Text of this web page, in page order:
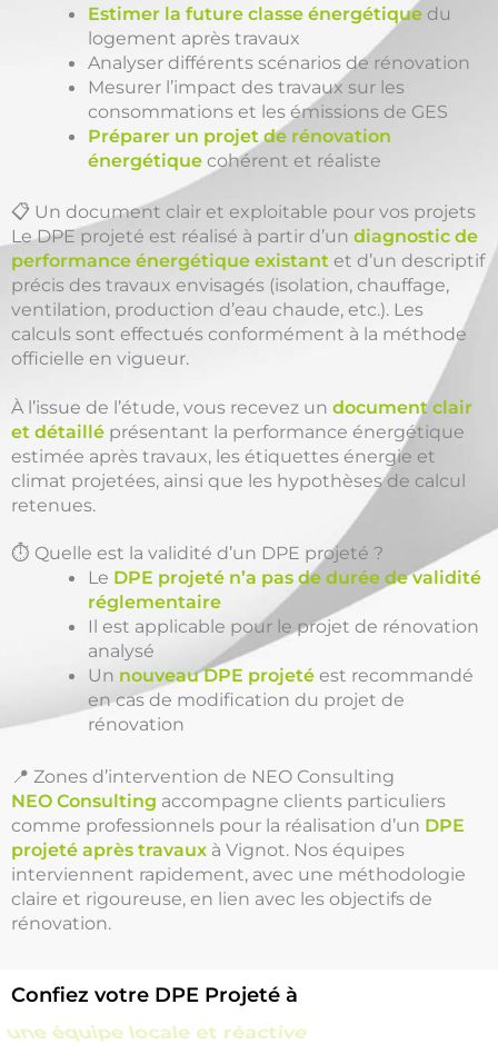
Estimer la future classe énergétique du
logement après travaux
Analyser différents scénarios de rénovation
Mesurer l’impact des travaux sur les
consommations et les émissions de GES
Préparer un projet de rénovation
énergétique cohérent et réaliste
📋 Un document clair et exploitable pour vos projets
Le DPE projeté est réalisé à partir d’un diagnostic de
performance énergétique existant et d’un descriptif
précis des travaux envisagés (isolation, chauffage,
ventilation, production d’eau chaude, etc.). Les
calculs sont effectués conformément à la méthode
officielle en vigueur.
À l’issue de l’étude, vous recevez un document clair
et détaillé présentant la performance énergétique
estimée après travaux, les étiquettes énergie et
climat projetées, ainsi que les hypothèses de calcul
retenues.
⏱️ Quelle est la validité d’un DPE projeté ?
Le DPE projeté n’a pas de durée de validité
réglementaire
Il est applicable pour le projet de rénovation
analysé
Un nouveau DPE projeté est recommandé
en cas de modification du projet de
rénovation
📍 Zones d’intervention de NEO Consulting
NEO Consulting accompagne clients particuliers
comme professionnels pour la réalisation d’un DPE
projeté après travaux à Vignot. Nos équipes
interviennent rapidement, avec une méthodologie
claire et rigoureuse, en lien avec les objectifs de
rénovation.
Confiez votre DPE Projeté à
une équipe locale et réactive